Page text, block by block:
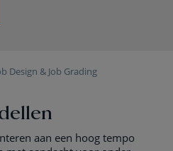
Design & Job Grading
aan een hoog tempo